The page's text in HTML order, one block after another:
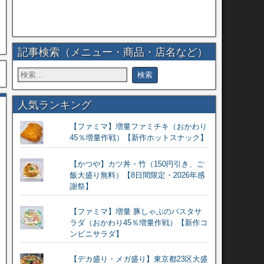
記事検索（メニュー・商品・店名など）
人気ランキング
【ファミマ】増量ファミチキ（おかわり
45％増量作戦）【新作ホットスナック】
【かつや】カツ丼・竹（150円引き、ご
飯大盛り無料）【8日間限定・2026年感
謝祭】
【ファミマ】増量 豚しゃぶのパスタサ
ラダ（おかわり45％増量作戦）【新作コ
ンビニサラダ】
【デカ盛り・メガ盛り】東京都23区大盛